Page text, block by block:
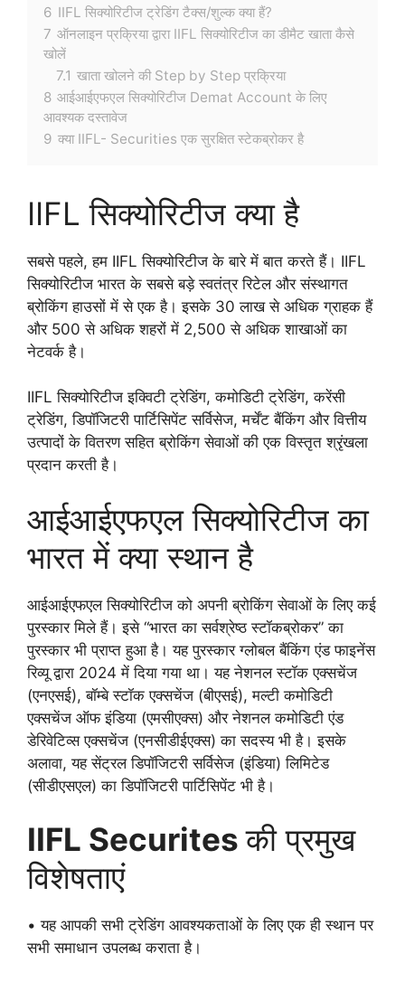
6 IIFL सिक्योरिटीज ट्रेडिंग टैक्स/शुल्क क्या हैं?
7 ऑनलाइन प्रक्रिया द्वारा IIFL सिक्योरिटीज का डीमैट खाता कैसे
खोलें
7.1 खाता खोलने की Step by Step प्रक्रिया
8 आईआईएफएल सिक्योरिटीज Demat Account के लिए
आवश्यक दस्तावेज
9 क्या IIFL- Securities एक सुरक्षित स्टेकब्रोकर है
IIFL सिक्योरिटीज क्या है
सबसे पहले, हम IIFL सिक्योरिटीज के बारे में बात करते हैं। IIFL
सिक्योरिटीज भारत के सबसे बड़े स्वतंत्र रिटेल और संस्थागत
ब्रोकिंग हाउसों में से एक है। इसके 30 लाख से अधिक ग्राहक हैं
और 500 से अधिक शहरों में 2,500 से अधिक शाखाओं का
नेटवर्क है।
IIFL सिक्योरिटीज इक्विटी ट्रेडिंग, कमोडिटी ट्रेडिंग, करेंसी
ट्रेडिंग, डिपॉजिटरी पार्टिसिपेंट सर्विसेज, मर्चेंट बैंकिंग और वित्तीय
उत्पादों के वितरण सहित ब्रोकिंग सेवाओं की एक विस्तृत श्रृंखला
प्रदान करती है।
आईआईएफएल सिक्योरिटीज का
भारत में क्या स्थान है
आईआईएफएल सिक्योरिटीज को अपनी ब्रोकिंग सेवाओं के लिए कई
पुरस्कार मिले हैं। इसे “भारत का सर्वश्रेष्ठ स्टॉकब्रोकर” का
पुरस्कार भी प्राप्त हुआ है। यह पुरस्कार ग्लोबल बैंकिंग एंड फाइनेंस
रिव्यू द्वारा 2024 में दिया गया था। यह नेशनल स्टॉक एक्सचेंज
(एनएसई), बॉम्बे स्टॉक एक्सचेंज (बीएसई), मल्टी कमोडिटी
एक्सचेंज ऑफ इंडिया (एमसीएक्स) और नेशनल कमोडिटी एंड
डेरिवेटिव्स एक्सचेंज (एनसीडीईएक्स) का सदस्य भी है। इसके
अलावा, यह सेंट्रल डिपॉजिटरी सर्विसेज (इंडिया) लिमिटेड
(सीडीएसएल) का डिपॉजिटरी पार्टिसिपेंट भी है।
IIFL Securitesकी प्रमुख
विशेषताएं
• यह आपकी सभी ट्रेडिंग आवश्यकताओं के लिए एक ही स्थान पर
सभी समाधान उपलब्ध कराता है।